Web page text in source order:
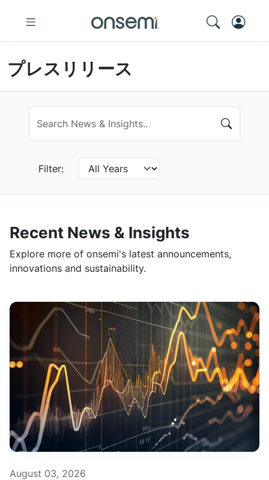
プレスリリース
Filter:
Recent News & Insights
Explore more of onsemi's latest announcements,
innovations and sustainability.
August 03, 2026